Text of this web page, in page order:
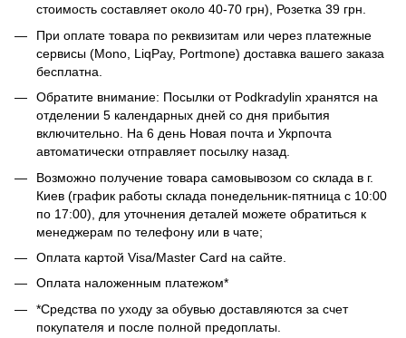
стоимость составляет около 40-70 грн), Розетка 39 грн.
При оплате товара по реквизитам или через платежные
сервисы (Mono, LiqPay, Portmone) доставка вашего заказа
бесплатна.
Обратите внимание: Посылки от Podkradylin хранятся на
отделении 5 календарных дней со дня прибытия
включительно. На 6 день Новая почта и Укрпочта
автоматически отправляет посылку назад.
Возможно получение товара самовывозом со склада в г.
Киев (график работы склада понедельник-пятница с 10:00
по 17:00), для уточнения деталей можете обратиться к
менеджерам по телефону или в чате;
Оплата картой Visa/Master Card на сайте.
Оплата наложенным платежом*
*Средства по уходу за обувью доставляются за счет
покупателя и после полной предоплаты.